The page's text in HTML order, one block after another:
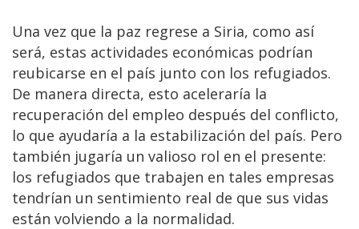
Una vez que la paz regrese a Siria, como así
será, estas actividades económicas podrían
reubicarse en el país junto con los refugiados.
De manera directa, esto aceleraría la
recuperación del empleo después del conflicto,
lo que ayudaría a la estabilización del país. Pero
también jugaría un valioso rol en el presente:
los refugiados que trabajen en tales empresas
tendrían un sentimiento real de que sus vidas
están volviendo a la normalidad.